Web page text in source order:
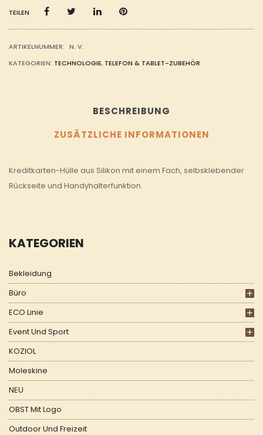
KATEGORIEN
Bekleidung
Büro
ECO Linie
Event Und Sport
KOZIOL
Moleskine
NEU
OBST Mit Logo
Outdoor Und Freizeit
TEILEN
ARTIKELNUMMER: N. V.
KATEGORIEN: TECHNOLOGIE, TELEFON & TABLET-ZUBEHÖR
BESCHREIBUNG
ZUSÄTZLICHE INFORMATIONEN
Kreditkarten-Hülle aus Silikon mit einem Fach, selbsklebender
Rückseite und Handyhalterfunktion.